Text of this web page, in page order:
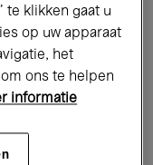
Global Music
te klikken gaat u
op uw apparaat
het
ons te helpen
informatie